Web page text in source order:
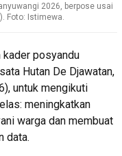
2026, berpose usai
Foto: Istimewa.
kader posyandu
Hutan De Djawatan,
untuk mengikuti
meningkatkan
warga dan membuat
data.